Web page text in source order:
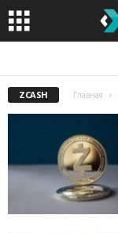
ZCASH Главная